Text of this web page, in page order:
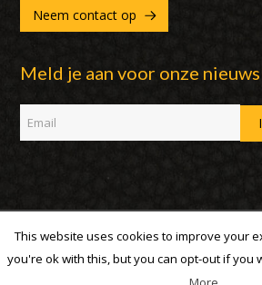
Neem contact op
Meld je aan voor onze
Copyright 2007 - 2019 | DUX International B.V. |
voorbehouden
This website uses cookies to improve your
you're ok with this, but you can opt-out if you